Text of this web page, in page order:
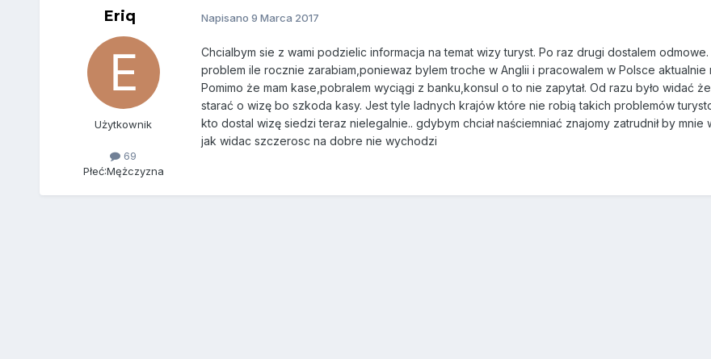
Eriq
Użytkownik
69
Płeć:Mężczyzna
Napisano 9 Marca 2017
Chcialbym sie z wami podzielic informacja na temat wizy turyst. Po raz drugi dostalem
problem ile rocznie zarabiam,poniewaz bylem troche w Anglii i pracowalem w Polsce
Pomimo że mam kase,pobralem wyciągi z banku,konsul o to nie zapytał. Od razu było widać
starać o wizę bo szkoda kasy. Jest tyle ladnych krajów które nie robią takich problemów
kto dostal wizę siedzi teraz nielegalnie.. gdybym chciał naściemniać znajomy zatrudnił by
jak widac szczerosc na dobre nie wychodzi